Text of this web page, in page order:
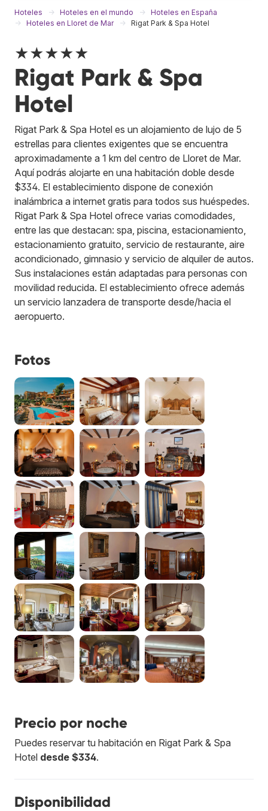
Hoteles Hoteles en el mundo
Hoteles en España
Hoteles en Lloret de Mar
Rigat Park & Spa Hotel
★★★★★
Rigat Park & Spa
Hotel
Rigat Park & Spa Hotel es un alojamiento de lujo de 5
estrellas para clientes exigentes que se encuentra
aproximadamente a 1 km del centro de Lloret de Mar.
Aquí podrás alojarte en una habitación doble desde
$334. El establecimiento dispone de conexión
inalámbrica a internet gratis para todos sus huéspedes.
Rigat Park & Spa Hotel ofrece varias comodidades,
entre las que destacan: spa, piscina, estacionamiento,
estacionamiento gratuito, servicio de restaurante, aire
acondicionado, gimnasio y servicio de alquiler de autos.
Sus instalaciones están adaptadas para personas con
movilidad reducida. El establecimiento ofrece además
un servicio lanzadera de transporte desde/hacia el
aeropuerto.
Fotos
Precio por noche
Puedes reservar tu habitación en Rigat Park & Spa
Hotel desde $334.
Disponibilidad